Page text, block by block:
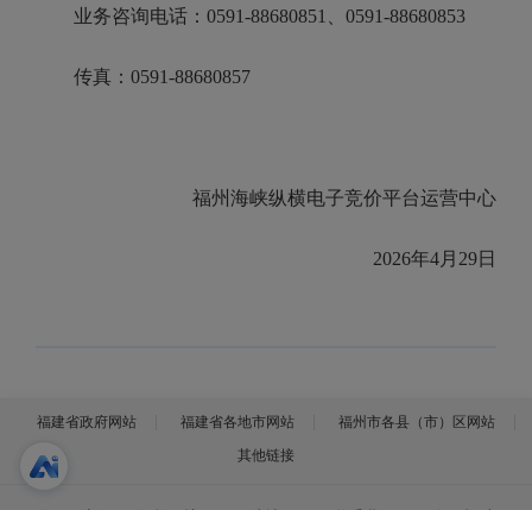
业务咨询电话：0591-88680851、0591-88680853
传真：0591-88680857
福州海峡纵横电子竞价平台运营中心
2026年4月29日
福建省政府网站 福建省各地市网站
福州市各县（市）区网站
其他链接